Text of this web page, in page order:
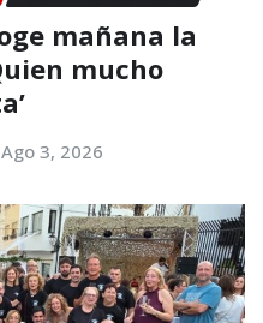
mañana la
mucho
Ago 3, 2026